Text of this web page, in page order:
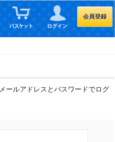
会員登録
ールアドレスとパスワードでログ